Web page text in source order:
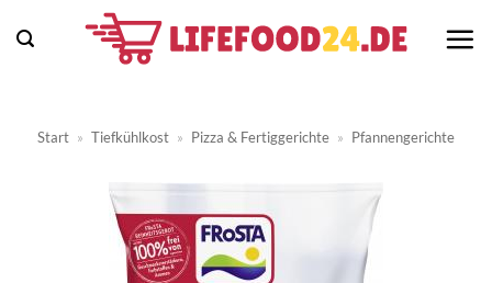
Inhalt
Start » Tiefkühlkost » Pizza & Fertiggerichte » Pfannengerichte